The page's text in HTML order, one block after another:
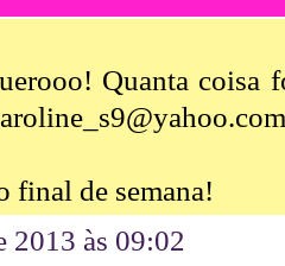
Quanta coisa
final de semana!
2013 às 09:02